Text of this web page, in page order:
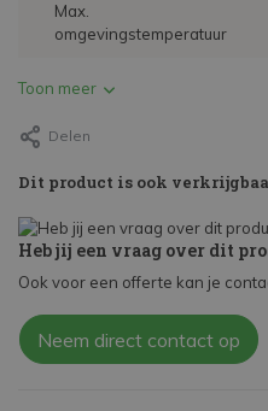
Max.
omgevingstemperatuur
Toon meer
Delen
Dit product is ook
Heb jij een vraag over dit
Ook voor een offerte kan je
Neem direct contact op